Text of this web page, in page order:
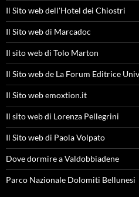
Il Sito web dell'Hotel dei Chiostri
Il Sito web di Marcadoc
Il sito web di Tolo Marton
Il Sito web de La Forum Editrice
Il Sito web emoxtion.it
Il sito web di Lorenza Pellegrini
Il Sito web di Paola Volpato
Dove dormire a Valdobbiadene
Parco Nazionale Dolomiti Bellunesi